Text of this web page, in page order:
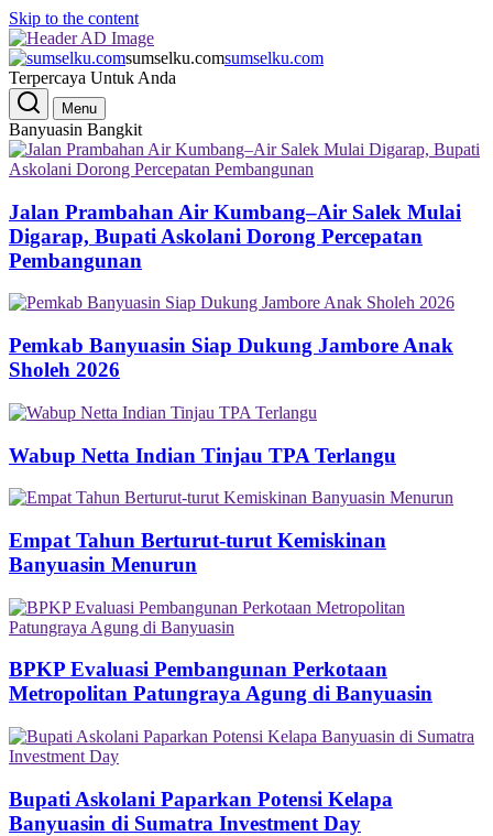
Skip to the content
sumselku.comsumselku.com
Terpercaya Untuk Anda
Menu
Banyuasin Bangkit
Jalan Prambahan Air Kumbang–Air Salek Mulai
Digarap, Bupati Askolani Dorong Percepatan
Pembangunan
Pemkab Banyuasin Siap Dukung Jambore Anak
Sholeh 2026
Wabup Netta Indian Tinjau TPA Terlangu
Empat Tahun Berturut-turut Kemiskinan
Banyuasin Menurun
BPKP Evaluasi Pembangunan Perkotaan
Metropolitan Patungraya Agung di Banyuasin
Bupati Askolani Paparkan Potensi Kelapa
Banyuasin di Sumatra Investment Day